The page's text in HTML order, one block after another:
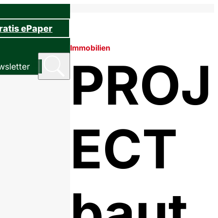
ePaper
Immobilien
PROJ
ECT